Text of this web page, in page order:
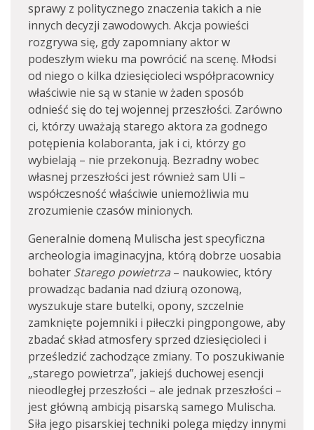
sprawy z politycznego znaczenia takich a nie
innych decyzji zawodowych. Akcja powieści
rozgrywa się, gdy zapomniany aktor w
podeszłym wieku ma powrócić na scenę. Młodsi
od niego o kilka dziesięcioleci współpracownicy
właściwie nie są w stanie w żaden sposób
odnieść się do tej wojennej przeszłości. Zarówno
ci, którzy uważają starego aktora za godnego
potępienia kolaboranta, jak i ci, którzy go
wybielają – nie przekonują. Bezradny wobec
własnej przeszłości jest również sam Uli –
współczesność właściwie uniemożliwia mu
zrozumienie czasów minionych.
Generalnie domeną Mulischa jest specyficzna
archeologia imaginacyjna, którą dobrze uosabia
bohater Starego powietrza – naukowiec, który
prowadząc badania nad dziurą ozonową,
wyszukuje stare butelki, opony, szczelnie
zamknięte pojemniki i piłeczki pingpongowe, aby
zbadać skład atmosfery sprzed dziesięcioleci i
prześledzić zachodzące zmiany. To poszukiwanie
„starego powietrza”, jakiejś duchowej esencji
nieodległej przeszłości – ale jednak przeszłości –
jest główną ambicją pisarską samego Mulischa.
Siła jego pisarskiej techniki polega między innymi